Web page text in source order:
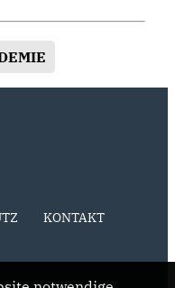
KONTAKT